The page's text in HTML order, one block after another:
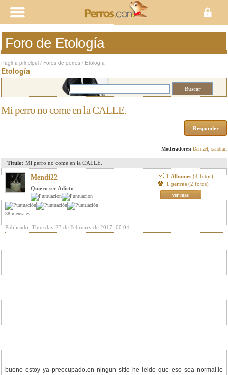
Foro de Etología
Página principal / Foros de perros / Etología
Etología
Mi perro no come en la CALLE.
Responder
Moderadores: Damzel sandrarf
Titulo: Mi perro no come en la CALLE.
Mendi22
Quiero ser Adicto
38 mensajes
1 Albumes (4 fotos)
1 perros (2 fotos)
ver mas
Publicado: Thursday 23 de February de 2017, 00:04
bueno estoy ya preocupado.en ningun sitio he leido que eso sea normal.le